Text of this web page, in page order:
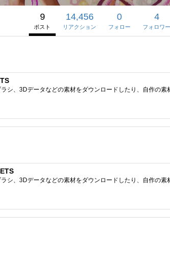
9
ポスト
14,456
リアクション
0
フォロー
4
フォロワー
シ、3Dデータなどの素材をダウンロードしたり、自作の
シ、3Dデータなどの素材をダウンロードしたり、自作の